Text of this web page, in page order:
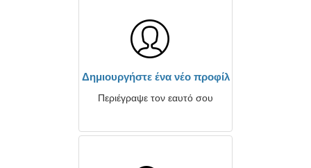
Δημιουργήστε ένα νέο προφίλ
Περιέγραψε τον εαυτό σου